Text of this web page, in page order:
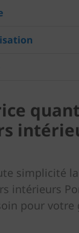
simplicité
intérieurs
pour